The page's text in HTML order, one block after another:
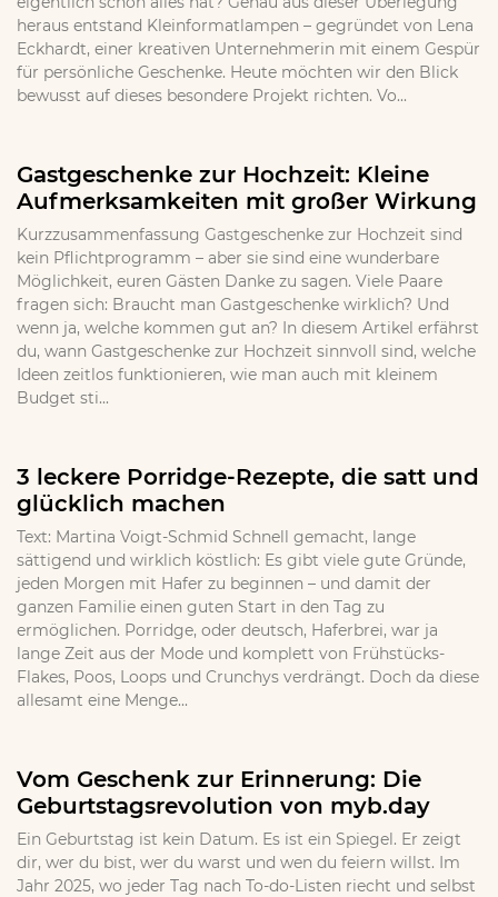
heraus entstand Kleinformatlampen – gegründet von Lena
Eckhardt, einer kreativen Unternehmerin mit einem Gespür
für persönliche Geschenke. Heute möchten wir den Blick
bewusst auf dieses besondere Projekt richten. Vo...
Gastgeschenke zur Hochzeit: Kleine
Aufmerksamkeiten mit großer Wirkung
Kurzzusammenfassung Gastgeschenke zur Hochzeit sind
kein Pflichtprogramm – aber sie sind eine wunderbare
Möglichkeit, euren Gästen Danke zu sagen. Viele Paare
fragen sich: Braucht man Gastgeschenke wirklich? Und
wenn ja, welche kommen gut an? In diesem Artikel erfährst
du, wann Gastgeschenke zur Hochzeit sinnvoll sind, welche
Ideen zeitlos funktionieren, wie man auch mit kleinem
Budget sti...
3 leckere Porridge-Rezepte, die satt und
glücklich machen
Text: Martina Voigt-Schmid Schnell gemacht, lange
sättigend und wirklich köstlich: Es gibt viele gute Gründe,
jeden Morgen mit Hafer zu beginnen – und damit der
ganzen Familie einen guten Start in den Tag zu
ermöglichen. Porridge, oder deutsch, Haferbrei, war ja
lange Zeit aus der Mode und komplett von Frühstücks-
Flakes, Poos, Loops und Crunchys verdrängt. Doch da diese
allesamt eine Menge...
Vom Geschenk zur Erinnerung: Die
Geburtstagsrevolution von myb.day
Ein Geburtstag ist kein Datum. Es ist ein Spiegel. Er zeigt
dir, wer du bist, wer du warst und wen du feiern willst. Im
Jahr 2025, wo jeder Tag nach To-do-Listen riecht und selbst